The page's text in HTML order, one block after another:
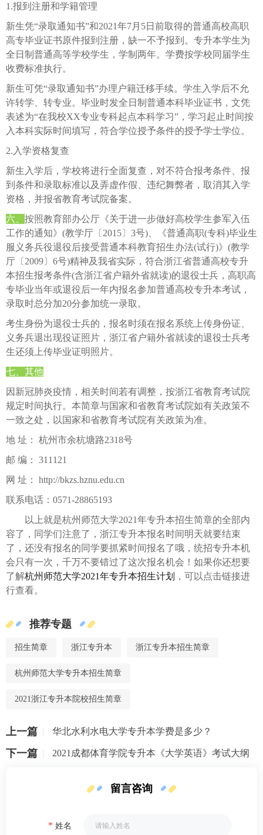
1.报到注册和学籍管理
新生凭“录取通知书”和2021年7月5日前取得的普通高校高职
高专毕业证书原件报到注册，缺一不予报到。专升本学生为
全日制普通高等学校学生，学制两年。学费按学校同届学生
收费标准执行。
新生可凭“录取通知书”办理户籍迁移手续。学生入学后不允
许转学、转专业。毕业时发全日制普通本科毕业证书，文凭
表述为“在我校XX专业专科起点本科学习”，学习起止时间按
入本科实际时间填写，符合学位授予条件的授予学士学位。
2.入学资格复查
新生入学后，学校将进行全面复查，对不符合报考条件、报
到条件和录取标准以及弄虚作假、违纪舞弊者，取消其入学
资格，并报省教育考试院备案。
六、 按照教育部办公厅《关于进一步做好高校学生参军入伍
工作的通知》(教学厅〔2015〕3号)、《普通高职(专科)毕业生
服义务兵役退役后接受普通本科教育招生办法(试行)》(教学
厅〔2009〕6号)精神及我省实际，符合浙江省普通高校专升
本招生报考条件(含浙江省户籍外省就读)的退役士兵，高职高
专毕业当年或退役后一年内报名参加普通高校专升本考试，
录取时总分加20分参加统一录取。
考生身份为退役士兵的，报名时须在报名系统上传身份证、
义务兵退出现役证照片，浙江省户籍外省就读的退役士兵考
生还须上传毕业证明照片。
七、其他
因新冠肺炎疫情，相关时间若有调整，按浙江省教育考试院
规定时间执行。本简章与国家和省教育考试院如有关政策不
一致之处，以国家和省教育考试院有关政策为准。
地 址： 杭州市余杭塘路2318号
邮 编： 311121
网 址： http://bkzs.hznu.edu.cn
联系电话：0571-28865193
以上就是杭州师范大学2021年专升本招生简章的全部内
容了，同学们注意了，浙江专升本报名时间明天就要结束
了，还没有报名的同学要抓紧时间报名了哦， 统招专升本机
会只有一次， 千万不要错过了这次报名机会！如果你还想要
了解杭州师范大学2021年专升本招生计划
，可以点击链接进
行查看。
推荐专题
招生简章 浙江专升本 浙江专升本招生简章
杭州师范大学专升本招生简章
2021浙江专升本院校招生简章
上一篇 华北水利水电大学专升本学费是多少？
下一篇 2021成都体育学院专升本《大学英语》考试大纲
留言咨询
* 姓名